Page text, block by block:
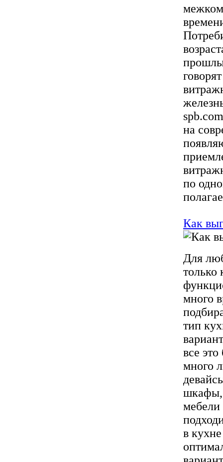
на
по
Как
Для
только
много
тип
все
много
шкафы,
мебели
в